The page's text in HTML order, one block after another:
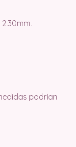
podrían